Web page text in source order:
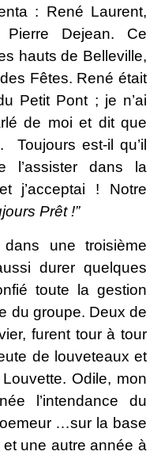
: René Laurent,
Pierre Dejean. Ce
hauts de Belleville,
Fêtes. René était
Petit Pont ; je n’ai
de moi et dit que
Toujours est-il qu’il
l’assister dans la
j’acceptai ! Notre
Prêt !”
une troisième
durer quelques
toute la gestion
du groupe. Deux de
furent tour à tour
de louveteaux et
Odile, mon
l’intendance du
…sur la base
une autre année à